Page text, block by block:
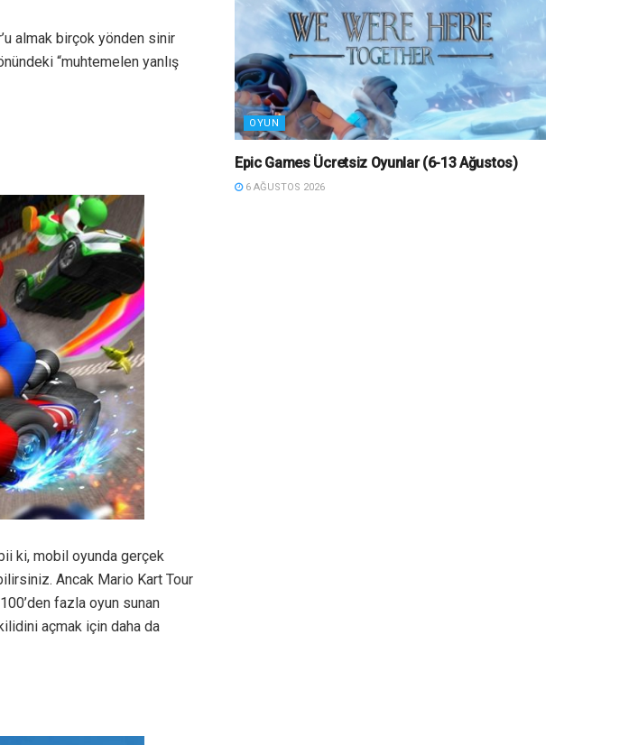
almak birçok yönden sinir
“muhtemelen yanlış
ki, mobil oyunda gerçek
Ancak Mario Kart Tour
fazla oyun sunan
açmak için daha da
OYUN
Epic Games Ücretsiz Oyunlar (6-13 Ağustos)
6 AĞUSTOS 2026